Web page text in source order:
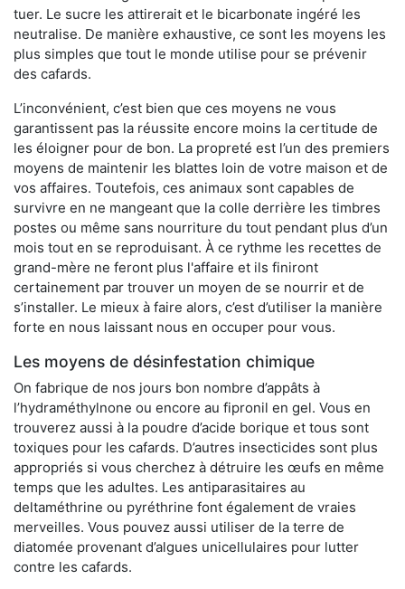
tuer. Le sucre les attirerait et le bicarbonate ingéré les
neutralise. De manière exhaustive, ce sont les moyens les
plus simples que tout le monde utilise pour se prévenir
des cafards.
L’inconvénient, c’est bien que ces moyens ne vous
garantissent pas la réussite encore moins la certitude de
les éloigner pour de bon. La propreté est l’un des premiers
moyens de maintenir les blattes loin de votre maison et de
vos affaires. Toutefois, ces animaux sont capables de
survivre en ne mangeant que la colle derrière les timbres
postes ou même sans nourriture du tout pendant plus d’un
mois tout en se reproduisant. À ce rythme les recettes de
grand-mère ne feront plus l'affaire et ils finiront
certainement par trouver un moyen de se nourrir et de
s’installer. Le mieux à faire alors, c’est d’utiliser la manière
forte en nous laissant nous en occuper pour vous.
Les moyens de désinfestation chimique
On fabrique de nos jours bon nombre d’appâts à
l’hydraméthylnone ou encore au fipronil en gel. Vous en
trouverez aussi à la poudre d’acide borique et tous sont
toxiques pour les cafards. D’autres insecticides sont plus
appropriés si vous cherchez à détruire les œufs en même
temps que les adultes. Les antiparasitaires au
deltaméthrine ou pyréthrine font également de vraies
merveilles. Vous pouvez aussi utiliser de la terre de
diatomée provenant d’algues unicellulaires pour lutter
contre les cafards.